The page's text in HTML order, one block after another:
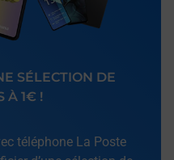
SÉLECTION DE
À 1€ !
téléphone La Poste